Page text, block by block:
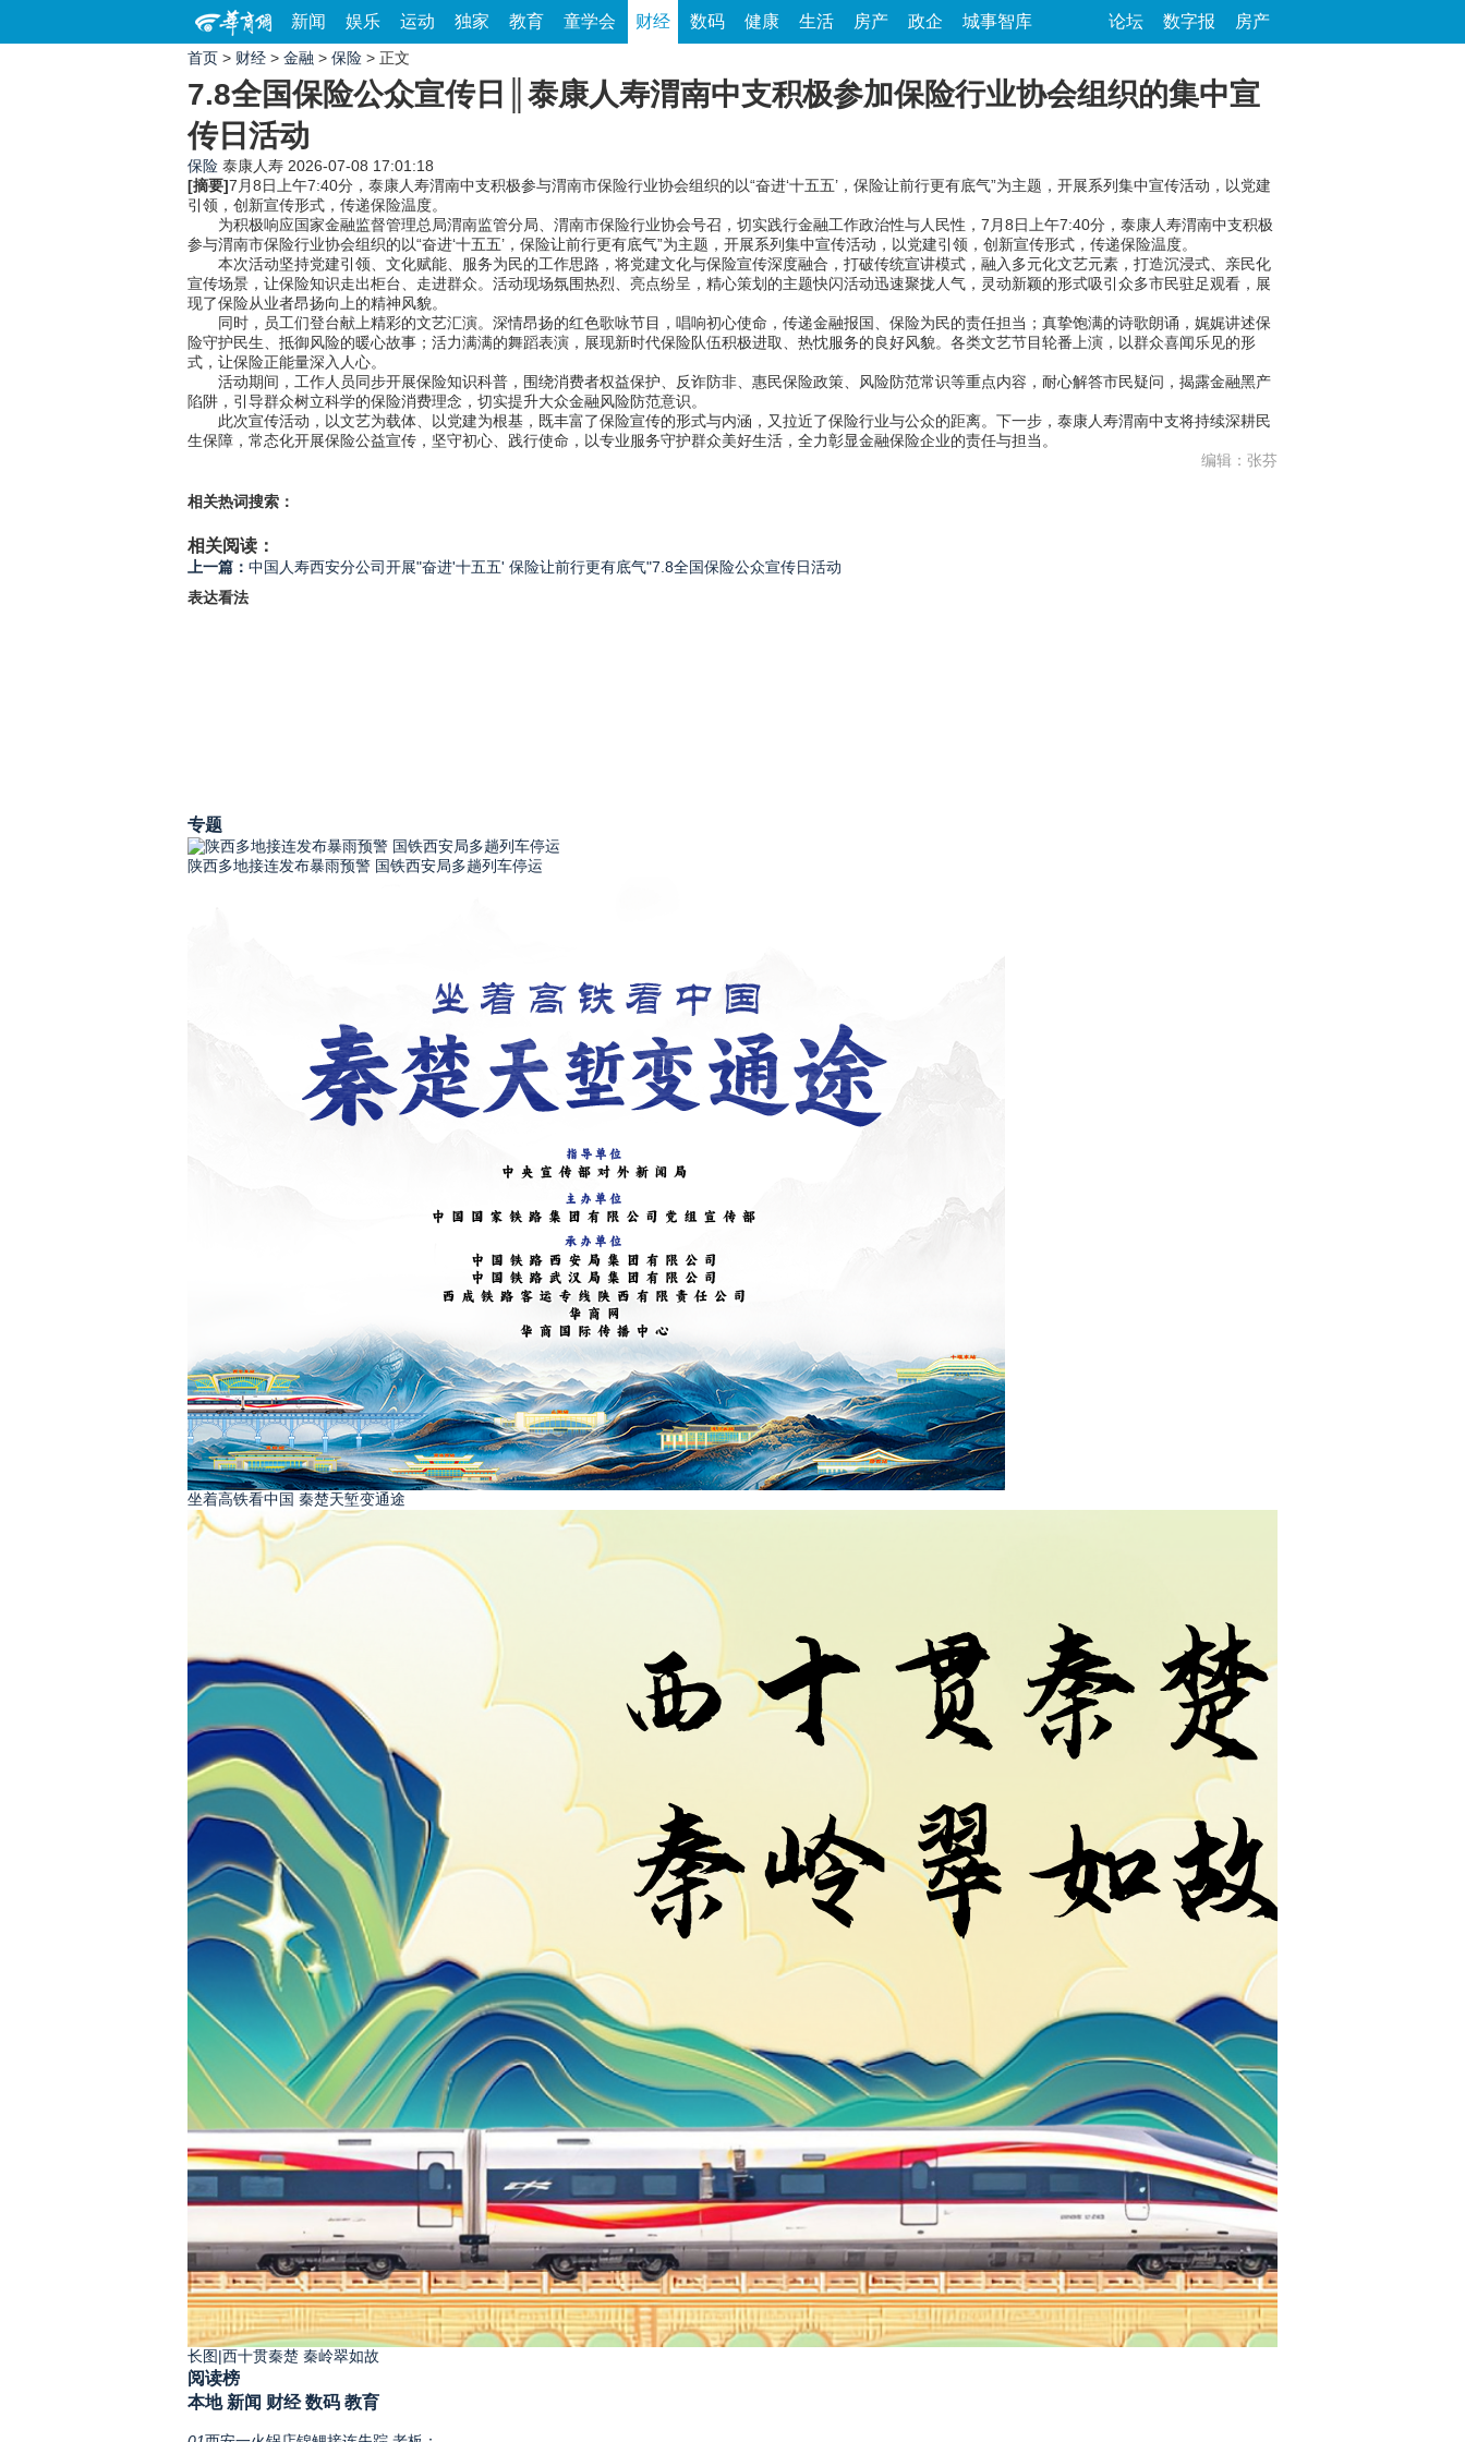
新闻 娱乐 运动 独家 教育 童学会 财经 数码 健康 生活 房产 政企 城事智库 论坛 数字报 房产
首页 > 财经 > 金融 > 保险 > 正文
7.8全国保险公众宣传日║泰康人寿渭南中支积极参加保险行业协会组织的集中宣
传日活动
保险 泰康人寿 2026-07-08 17:01:18
[摘要]7月8日上午7:40分，泰康人寿渭南中支积极参与渭南市保险行业协会组织的以“奋进‘十五五’，保险让前行更有底气”为主题，开展系列集中宣传活动，以党建
引领，创新宣传形式，传递保险温度。
为积极响应国家金融监督管理总局渭南监管分局、渭南市保险行业协会号召，切实践行金融工作政治性与人民性，7月8日上午7:40分，泰康人寿渭南中支积极
参与渭南市保险行业协会组织的以“奋进‘十五五’，保险让前行更有底气”为主题，开展系列集中宣传活动，以党建引领，创新宣传形式，传递保险温度。
本次活动坚持党建引领、文化赋能、服务为民的工作思路，将党建文化与保险宣传深度融合，打破传统宣讲模式，融入多元化文艺元素，打造沉浸式、亲民化
宣传场景，让保险知识走出柜台、走进群众。活动现场氛围热烈、亮点纷呈，精心策划的主题快闪活动迅速聚拢人气，灵动新颖的形式吸引众多市民驻足观看，展
现了保险从业者昂扬向上的精神风貌。
同时，员工们登台献上精彩的文艺汇演。深情昂扬的红色歌咏节目，唱响初心使命，传递金融报国、保险为民的责任担当；真挚饱满的诗歌朗诵，娓娓讲述保
险守护民生、抵御风险的暖心故事；活力满满的舞蹈表演，展现新时代保险队伍积极进取、热忱服务的良好风貌。各类文艺节目轮番上演，以群众喜闻乐见的形
式，让保险正能量深入人心。
活动期间，工作人员同步开展保险知识科普，围绕消费者权益保护、反诈防非、惠民保险政策、风险防范常识等重点内容，耐心解答市民疑问，揭露金融黑产
陷阱，引导群众树立科学的保险消费理念，切实提升大众金融风险防范意识。
此次宣传活动，以文艺为载体、以党建为根基，既丰富了保险宣传的形式与内涵，又拉近了保险行业与公众的距离。下一步，泰康人寿渭南中支将持续深耕民
生保障，常态化开展保险公益宣传，坚守初心、践行使命，以专业服务守护群众美好生活，全力彰显金融保险企业的责任与担当。
编辑：张芬
相关热词搜索：
相关阅读：
上一篇： 中国人寿西安分公司开展"奋进'十五五' 保险让前行更有底气"7.8全国保险公众宣传日活动
表达看法
专题
陕西多地接连发布暴雨预警 国铁西安局多趟列车停运
坐着高铁看中国 秦楚天堑变通途
长图|西十贯秦楚 秦岭翠如故
阅读榜
本地 新闻 财经 数码 教育